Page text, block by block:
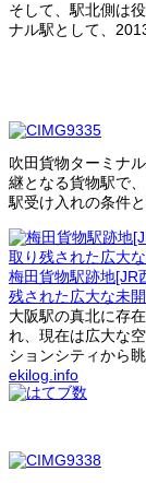
そして、駅北側は
ナル駅として、
吹田貨物ターミナ
継となる貨物駅で
駅受け入れの条件
梅田貨物駅跡地[JR
残された広大な未
大阪駅の真北に存
れ、現在は広大な
ションシティから眺
ekilog.info